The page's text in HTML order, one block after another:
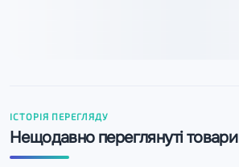
ІСТОРІЯ ПЕРЕГЛЯДУ
Нещодавно переглянуті товари